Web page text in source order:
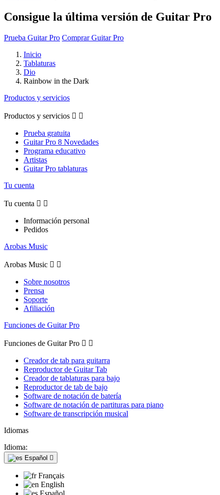
Consigue la última versión de Guitar Pro
Prueba Guitar Pro Comprar Guitar Pro
Inicio
Tablaturas
Dio
Rainbow in the Dark
Productos y servicios
Productos y servicios  
Prueba gratuita
Guitar Pro 8 Novedades
Programa educativo
Artistas
Guitar Pro tablaturas
Tu cuenta
Tu cuenta  
Información personal
Pedidos
Arobas Music
Arobas Music  
Sobre nosotros
Prensa
Soporte
Afiliación
Funciones de Guitar Pro
Funciones de Guitar Pro  
Creador de tab para guitarra
Reproductor de Guitar Tab
Creador de tablaturas para bajo
Reproductor de tab de bajo
Software de notación de batería
Software de notación de partituras para piano
Software de transcripción musical
Idiomas
Idioma:
Español 
Français
English
Español